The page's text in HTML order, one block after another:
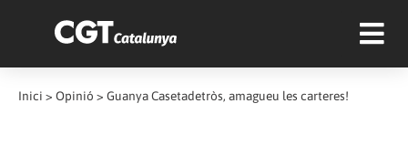
Inici > Opinió > Guanya Casetadetròs, amagueu les carteres!